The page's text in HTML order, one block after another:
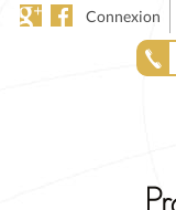
Connexion